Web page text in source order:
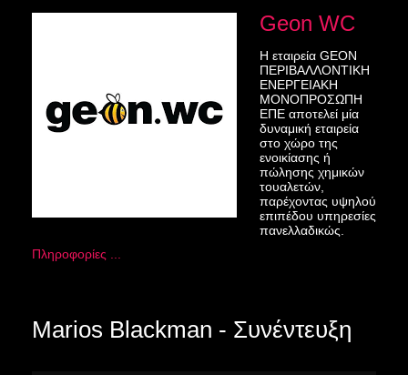
Geon WC
Η εταιρεία GEON
ΠΕΡΙΒΑΛΛΟΝΤΙΚΗ
ΕΝΕΡΓΕΙΑΚΗ
ΜΟΝΟΠΡΟΣΩΠΗ
ΕΠΕ αποτελεί μία
δυναμική εταιρεία
στο χώρο της
ενοικίασης ή
πώλησης χημικών
τουαλετών,
παρέχοντας υψηλού
επιπέδου υπηρεσίες
πανελλαδικώς.
Πληροφορίες ...
Marios Blackman - Συνέντευξη